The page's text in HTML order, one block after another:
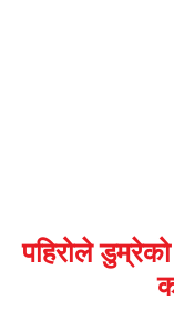
पहिरोले